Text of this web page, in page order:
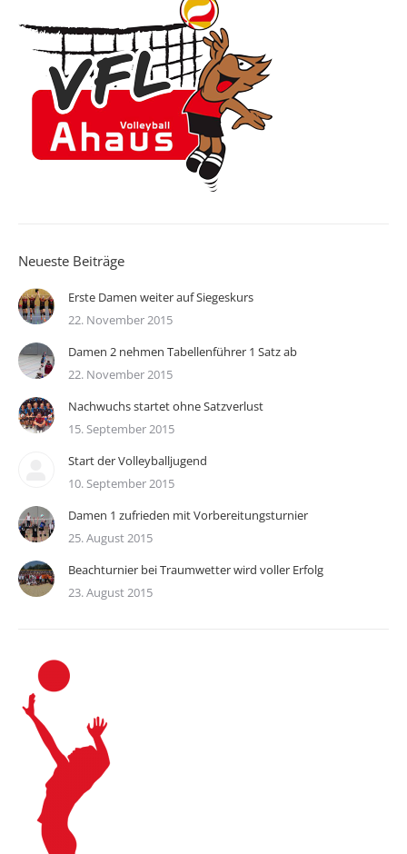
Neueste Beiträge
Erste Damen weiter auf Siegeskurs
22. November 2015
Damen 2 nehmen Tabellenführer 1 Satz ab
22. November 2015
Nachwuchs startet ohne Satzverlust
15. September 2015
Start der Volleyballjugend
10. September 2015
Damen 1 zufrieden mit Vorbereitungsturnier
25. August 2015
Beachturnier bei Traumwetter wird voller Erfolg
23. August 2015